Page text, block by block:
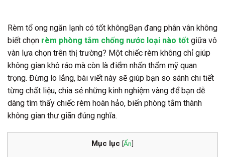
Rèm tổ ong ngăn lạnh có tốt khôngBạn đang phân vân không
biết chọn rèm phòng tắm chống nước loại nào tốt giữa vô
vàn lựa chọn trên thị trường? Một chiếc rèm không chỉ giúp
không gian khô ráo mà còn là điểm nhấn thẩm mỹ quan
trọng. Đừng lo lắng, bài viết này sẽ giúp bạn so sánh chi tiết
từng chất liệu, chia sẻ những kinh nghiệm vàng để bạn dễ
dàng tìm thấy chiếc rèm hoàn hảo, biến phòng tắm thành
không gian thư giãn đúng nghĩa.
Mục lục [Ẩn]